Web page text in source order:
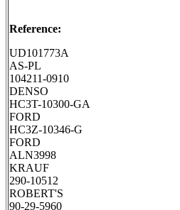
Reference:
UD101773A
AS-PL
104211-0910
DENSO
HC3T-10300-GA
FORD
HC3Z-10346-G
FORD
ALN3998
KRAUF
290-10512
ROBERT'S
90-29-5960